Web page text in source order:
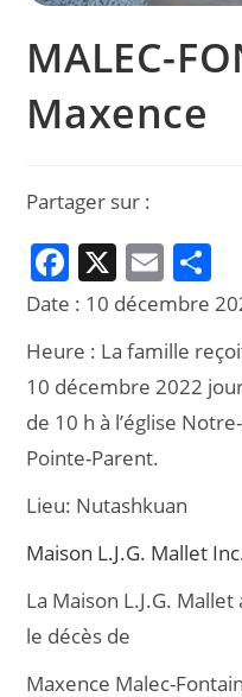
MALEC-
Maxence
Partager sur :
F
a
c
e
b
o
o
k
X E
m
ai
l g
Date : 10 décembre
Heure : La famille
10 décembre 2022
de 10 h à l’église
Pointe-Parent.
Lieu: Nutashkuan
Maison L.J.G. Mallet
La Maison L.J.G.
le décès de
Maxence Malec-